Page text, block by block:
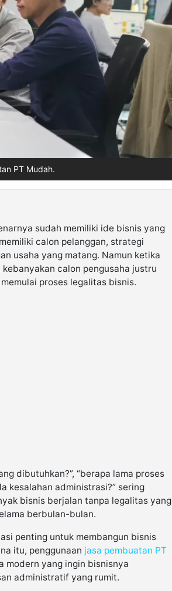
PT Mudah.
sudah memiliki ide bisnis yang
calon pelanggan, strategi
usaha yang matang. Namun ketika
calon pengusaha justru
proses legalitas bisnis.
dibutuhkan?”, “berapa lama proses
kesalahan administrasi?” sering
bisnis berjalan tanpa legalitas yang
berbulan-bulan.
penting untuk membangun bisnis
itu, penggunaan jasa pembuatan PT
modern yang ingin bisnisnya
administratif yang rumit.